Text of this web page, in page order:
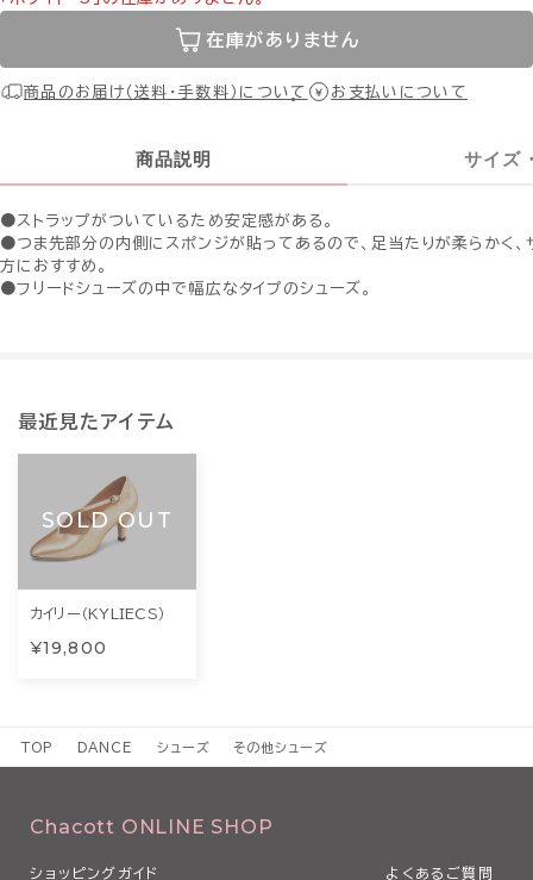
在庫がありません
商品のお届け（送料・手数料）について お支払いについて
商品説明 サイズ
●ストラップがついているため安定感がある。
●つま先部分の内側にスポンジが貼ってあるので、足当たりが柔らかく
方におすすめ。
●フリードシューズの中で幅広なタイプのシューズ。
最近見たアイテム
SOLD OUT
カイリー（KYLIECS）
¥19,800
TOP DANCE シューズ その他シューズ
Chacott ONLINE SHOP
ショッピングガイド よくあるご質問